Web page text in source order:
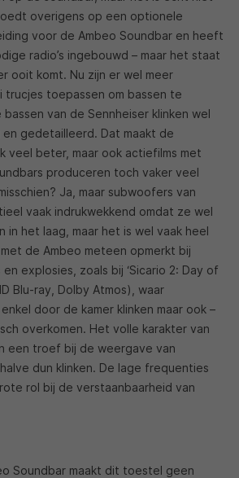
overigens op een optionele
voor de Ambeo Soundbar en heeft
radio’s ingebouwd – maar het staat
ooit komt. Nu zijn er wel meer
trucjes toepassen om bassen te
van de Sennheiser klinken wel
en gedetailleerd. Dat maakt de
veel beter, maar ook actiefilms met
produceren toch vaker veel
Ja, maar subwoofers van
vaak indrukwekkend omdat ze wel
in het laag, maar het is wel vaak heel
de Ambeo meteen opmerkt bij
explosies, zoals bij ‘Sicario 2: Day of
Blu-ray, Dolby Atmos), waar
door de kamer klinken maar ook –
overkomen. Het volle karakter van
een troef bij de weergave van
dun klinken. De lage frequenties
rol bij de verstaanbaarheid van
Soundbar maakt dit toestel geen